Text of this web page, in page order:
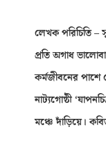
লেখক পরিচিতি –
প্রতি অগাধ
কর্মজীবনের
নাট্যগোষ্ঠী
মঞ্চে দাঁড়িয়ে।